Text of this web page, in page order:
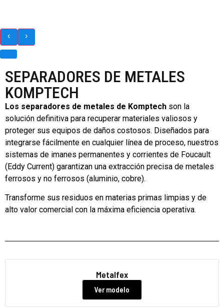
‹ ›
SEPARADORES DE METALES
KOMPTECH
Los separadores de metales de Komptech son la
solución definitiva para recuperar materiales valiosos y
proteger sus equipos de daños costosos. Diseñados para
integrarse fácilmente en cualquier línea de proceso, nuestros
sistemas de imanes permanentes y corrientes de Foucault
(Eddy Current) garantizan una extracción precisa de metales
ferrosos y no ferrosos (aluminio, cobre).
Transforme sus residuos en materias primas limpias y de
alto valor comercial con la máxima eficiencia operativa.
Metalfex
Ver modelo